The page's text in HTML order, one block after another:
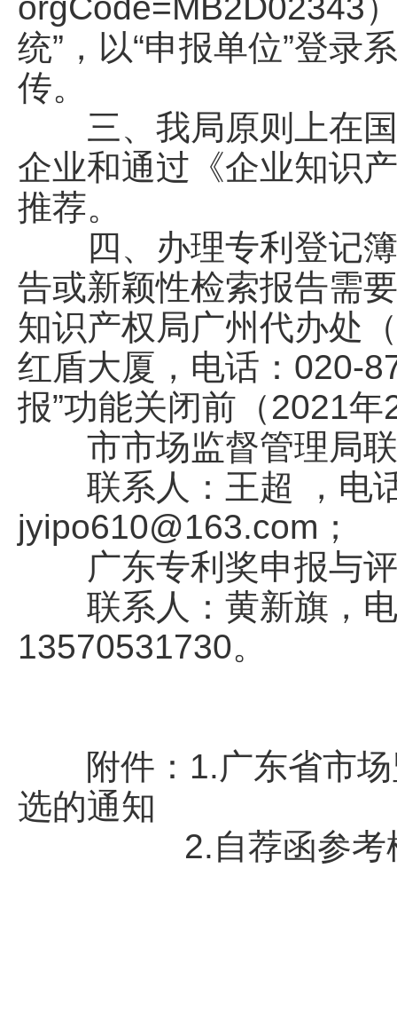
统”，以“申报单位”登录
传。
三、我局原则上在国
企业和通过《企业知识
推荐。
四、办理专利登记簿
告或新颖性检索报告需
知识产权局广州代办处
红盾大厦，电话：020-
报”功能关闭前（2021
市市场监督管理局联
联系人：王超 ，电
jyipo610@163.com；
广东专利奖申报与评
联系人：黄新旗，电
13570531730。
附件：1.广东省市场
选的通知
2.自荐函参考